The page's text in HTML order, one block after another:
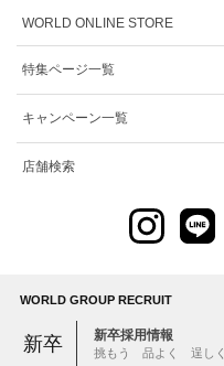
WORLD ONLINE STORE
特集ページ一覧
キャンペーン一覧
店舗検索
WORLD GROUP RECRUIT
新卒 新卒採用情報
挑もう 品よく 逞しく